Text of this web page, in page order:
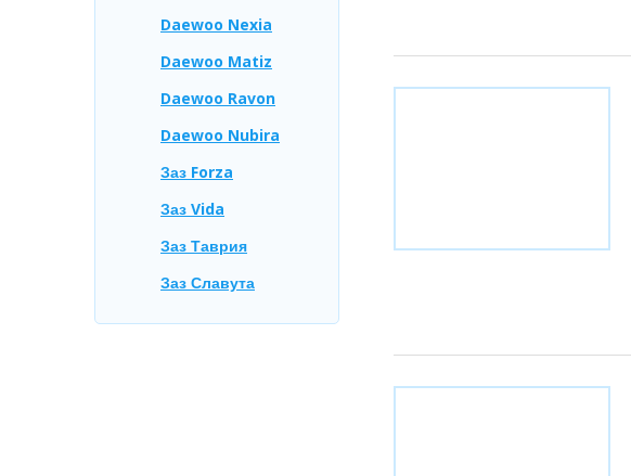
Daewoo Nexia
Daewoo Matiz
Daewoo Ravon
Daewoo Nubira
Заз Forza
Заз Vida
Заз Таврия
Заз Славута